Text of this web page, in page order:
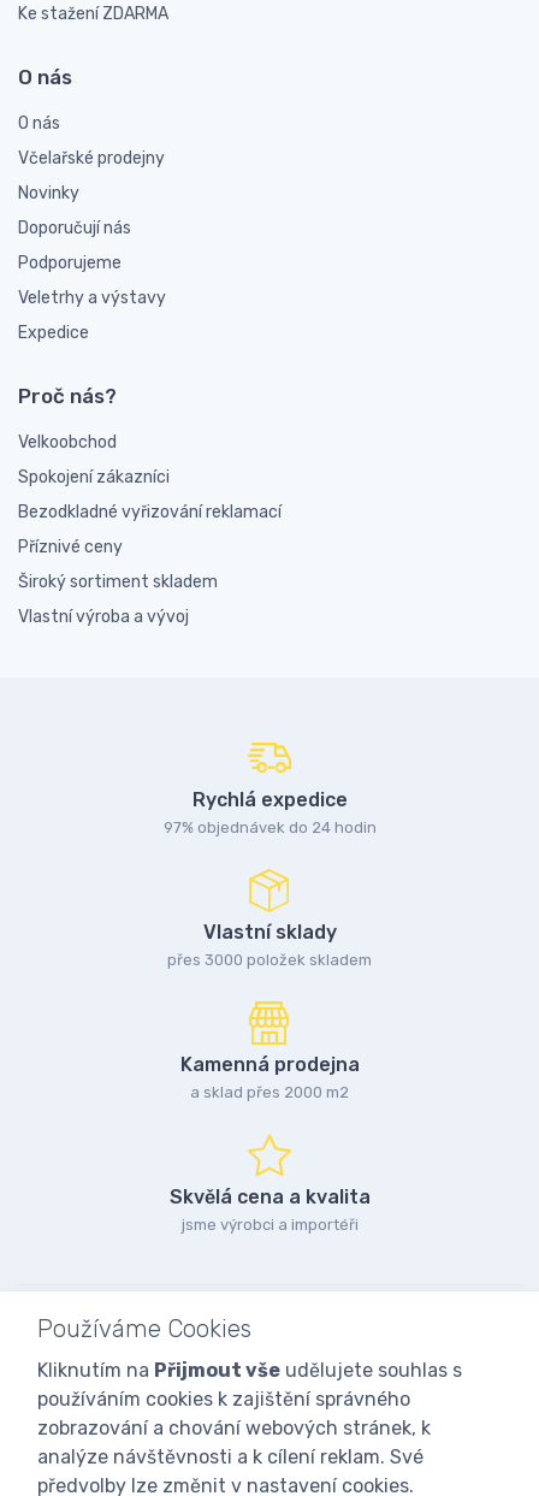
Ke stažení ZDARMA
O nás
O nás
Včelařské prodejny
Novinky
Doporučují nás
Podporujeme
Veletrhy a výstavy
Expedice
Proč nás?
Velkoobchod
Spokojení zákazníci
Bezodkladné vyřizování reklamací
Příznivé ceny
Široký sortiment skladem
Vlastní výroba a vývoj
Rychlá expedice
97% objednávek do 24 hodin
Vlastní sklady
přes 3000 položek skladem
Kamenná prodejna
a sklad přes 2000 m2
Skvělá cena a kvalita
jsme výrobci a importéři
Používáme Cookies
Kliknutím na Přijmout vše udělujete souhlas s
používáním cookies k zajištění správného
zobrazování a chování webových stránek, k
analýze návštěvnosti a k cílení reklam. Své
předvolby lze změnit v nastavení cookies.